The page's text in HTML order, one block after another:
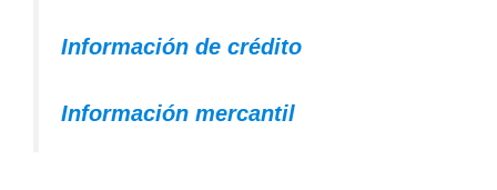
Información de crédito
Información mercantil